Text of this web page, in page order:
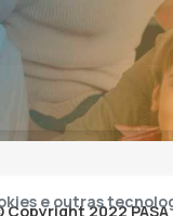
Copyright 2022 PASA
e outras